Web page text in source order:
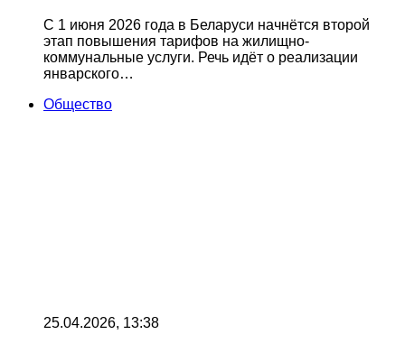
С 1 июня 2026 года в Беларуси начнётся второй
этап повышения тарифов на жилищно-
коммунальные услуги. Речь идёт о реализации
январского…
Общество
25.04.2026, 13:38